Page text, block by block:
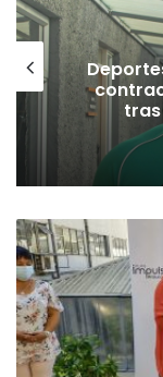
B
i
e
n
e
s
N